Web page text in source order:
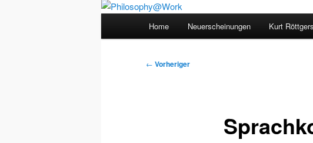
Home Neuerscheinungen Kurt Röttgers
Beitragsnavigation
← Vorheriger